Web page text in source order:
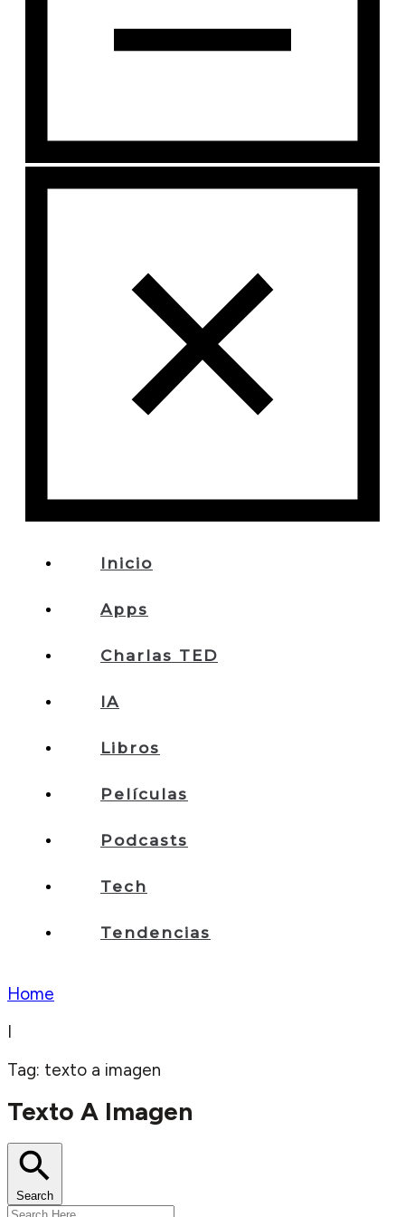
Inicio
Apps
Charlas TED
IA
Libros
Películas
Podcasts
Tech
Tendencias
Home
I
Tag: texto a imagen
Texto A Imagen
Search